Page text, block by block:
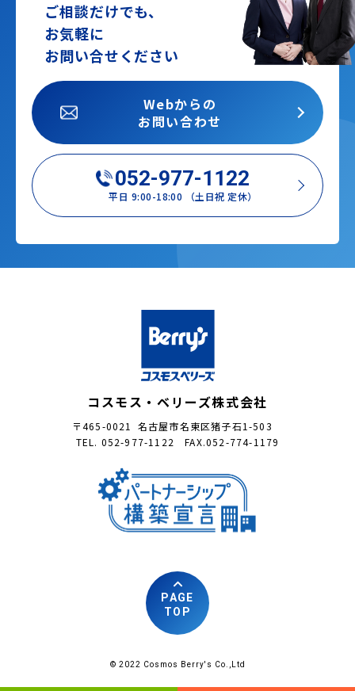
ご相談だけでも、
お気軽に
お問い合せください
052-977-1122
平日 9:00-18:00 （土日祝 定休）
Webからの
お問い合わせ
コスモス・ベリーズ株式会社
〒465-0021 名古屋市名東区猪子石1-503
TEL. 052-977-1122 FAX.052-774-1179
© 2022 Cosmos Berry's Co.,Ltd
PAGE
TOP